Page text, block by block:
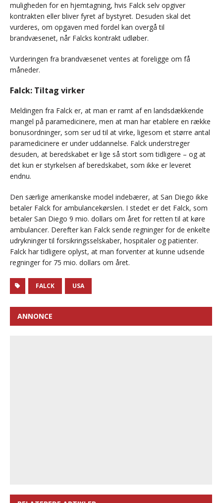
muligheden for en hjemtagning, hvis Falck selv opgiver
kontrakten eller bliver fyret af bystyret. Desuden skal det
vurderes, om opgaven med fordel kan overgå til
brandvæsenet, når Falcks kontrakt udløber.
Vurderingen fra brandvæsenet ventes at foreligge om få
måneder.
Falck: Tiltag virker
Meldingen fra Falck er, at man er ramt af en landsdækkende
mangel på paramedicinere, men at man har etablere en række
bonusordninger, som ser ud til at virke, ligesom et større antal
paramedicinere er under uddannelse. Falck understreger
desuden, at beredskabet er lige så stort som tidligere – og at
det kun er styrkelsen af beredskabet, som ikke er leveret
endnu.
Den særlige amerikanske model indebærer, at San Diego ikke
betaler Falck for ambulancekørslen. I stedet er det Falck, som
betaler San Diego 9 mio. dollars om året for retten til at køre
ambulancer. Derefter kan Falck sende regninger for de enkelte
udrykninger til forsikringsselskaber, hospitaler og patienter.
Falck har tidligere oplyst, at man forventer at kunne udsende
regninger for 75 mio. dollars om året.
FALCK USA
ANNONCE